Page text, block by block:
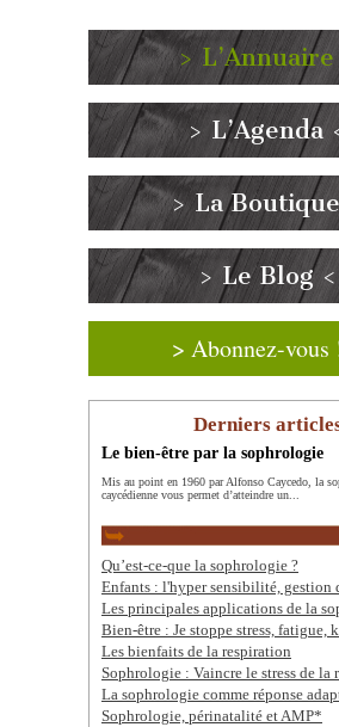
>
> L’Agenda
> La
> Le Blog <
> Abonnez-vous
Derniers
Le bien-être par la sophrologie
Mis au point en 1960 par Alfonso Caycedo, la
caycédienne vous permet d’atteindre un...
Qu’est-ce-que la sophrologie ?
Enfants : l'hyper sensibilité, gestion
Les principales applications de la
Bien-être : Je stoppe stress, fatigue,
Les bienfaits de la respiration
Sophrologie : Vaincre le stress de la
La sophrologie comme réponse
Sophrologie, périnatalité et AMP*